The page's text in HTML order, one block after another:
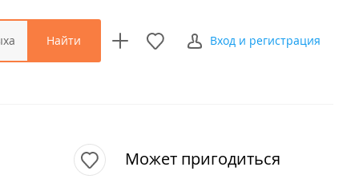
Найти Вход и регистрация
Может пригодиться